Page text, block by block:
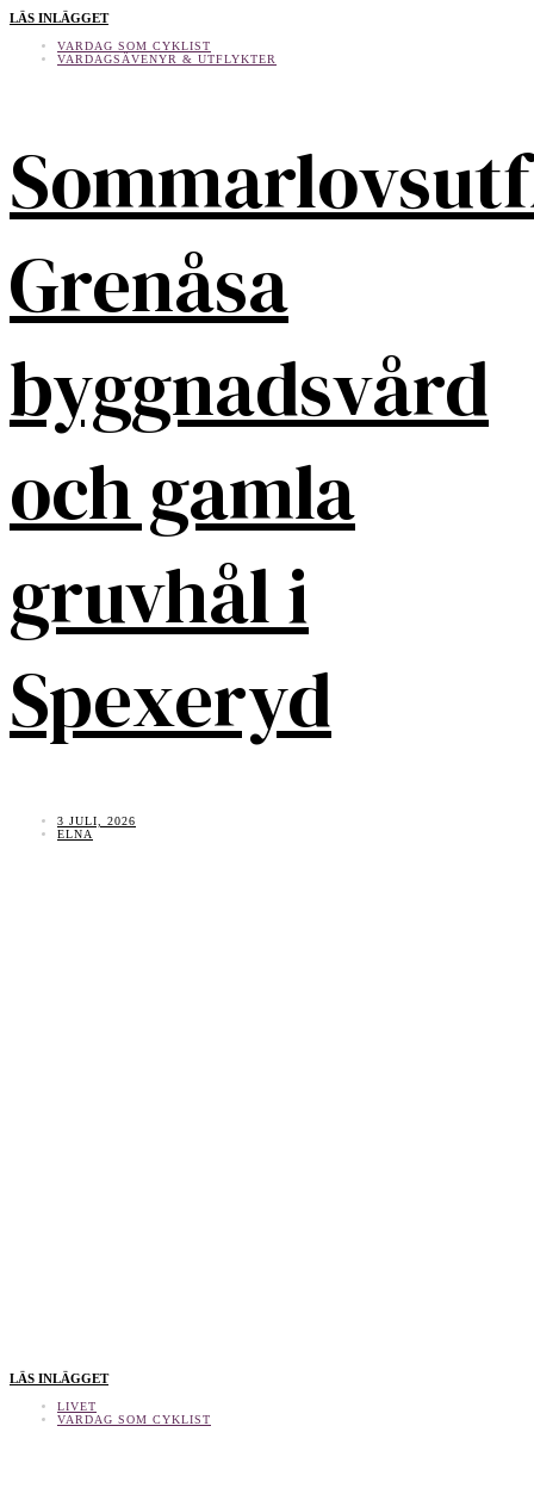
LÄS INLÄGGET
VARDAG SOM CYKLIST
VARDAGSÄVENYR & UTFLYKTER
Grenåsa
byggnadsvård
och gamla
gruvhål i
Spexeryd
3 JULI, 2026
ELNA
LÄS INLÄGGET
LIVET
VARDAG SOM CYKLIST